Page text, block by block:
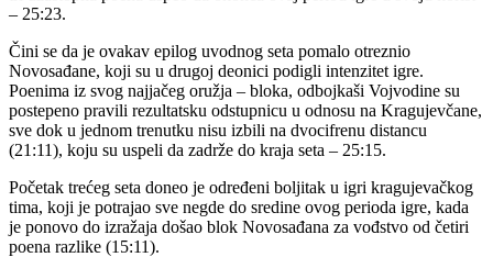
– 25:23.
Čini se da je ovakav epilog uvodnog seta pomalo otreznio
Novosađane, koji su u drugoj deonici podigli intenzitet igre.
Poenima iz svog najjačeg oružja – bloka, odbojkaši Vojvodine su
postepeno pravili rezultatsku odstupnicu u odnosu na Kragujevčane,
sve dok u jednom trenutku nisu izbili na dvocifrenu distancu
(21:11), koju su uspeli da zadrže do kraja seta – 25:15.
Početak trećeg seta doneo je određeni boljitak u igri kragujevačkog
tima, koji je potrajao sve negde do sredine ovog perioda igre, kada
je ponovo do izražaja došao blok Novosađana za vođstvo od četiri
poena razlike (15:11).